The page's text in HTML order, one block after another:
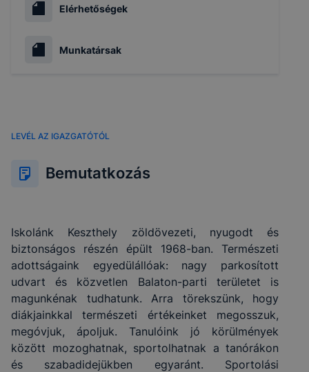
Elérhetőségek
Munkatársak
LEVÉL AZ IGAZGATÓTÓL
Bemutatkozás
Iskolánk Keszthely zöldövezeti, nyugodt és
biztonságos részén épült 1968-ban. Természeti
adottságaink egyedülállóak: nagy parkosított
udvart és közvetlen Balaton-parti területet is
magunkénak tudhatunk. Arra törekszünk, hogy
diákjainkkal természeti értékeinket megosszuk,
megóvjuk, ápoljuk. Tanulóink jó körülmények
között mozoghatnak, sportolhatnak a tanórákon
és szabadidejükben egyaránt. Sportolási